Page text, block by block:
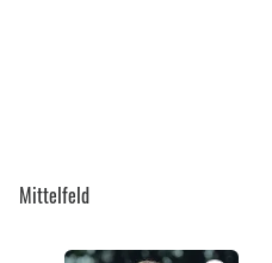
Mittelfeld